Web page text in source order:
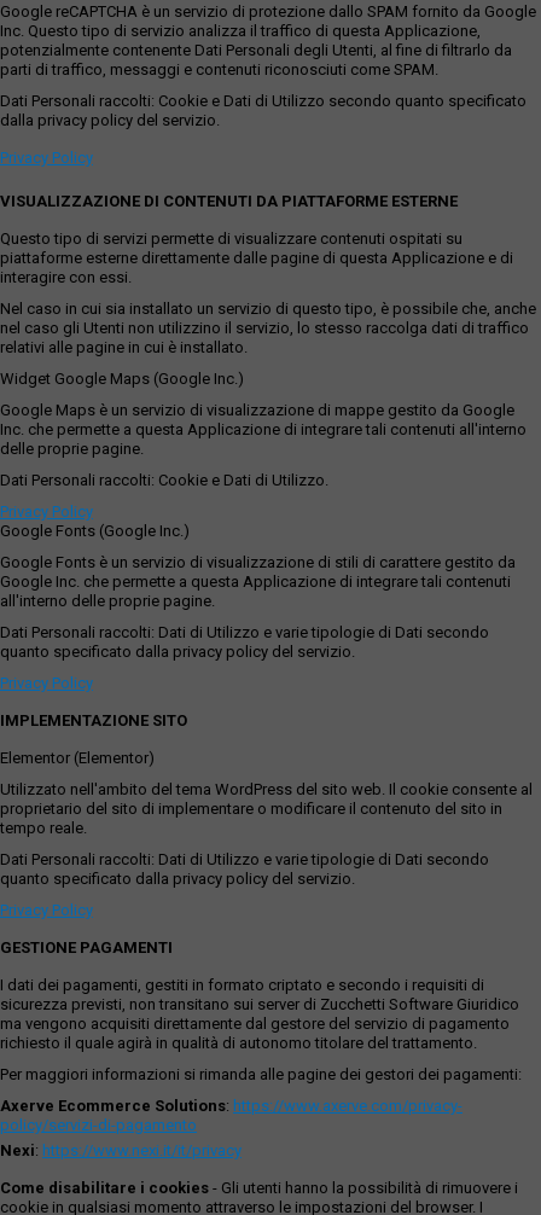
Google reCAPTCHA è un servizio di protezione dallo SPAM fornito da Google
Inc. Questo tipo di servizio analizza il traffico di questa Applicazione,
potenzialmente contenente Dati Personali degli Utenti, al fine di filtrarlo da
parti di traffico, messaggi e contenuti riconosciuti come SPAM.
Dati Personali raccolti: Cookie e Dati di Utilizzo secondo quanto specificato
dalla privacy policy del servizio.
Privacy Policy
VISUALIZZAZIONE DI CONTENUTI DA PIATTAFORME ESTERNE
Questo tipo di servizi permette di visualizzare contenuti ospitati su
piattaforme esterne direttamente dalle pagine di questa Applicazione e di
interagire con essi.
Nel caso in cui sia installato un servizio di questo tipo, è possibile che, anche
nel caso gli Utenti non utilizzino il servizio, lo stesso raccolga dati di traffico
relativi alle pagine in cui è installato.
Widget Google Maps (Google Inc.)
Google Maps è un servizio di visualizzazione di mappe gestito da Google
Inc. che permette a questa Applicazione di integrare tali contenuti all'interno
delle proprie pagine.
Dati Personali raccolti: Cookie e Dati di Utilizzo.
Privacy Policy
Google Fonts (Google Inc.)
Google Fonts è un servizio di visualizzazione di stili di carattere gestito da
Google Inc. che permette a questa Applicazione di integrare tali contenuti
all'interno delle proprie pagine.
Dati Personali raccolti: Dati di Utilizzo e varie tipologie di Dati secondo
quanto specificato dalla privacy policy del servizio.
Privacy Policy
IMPLEMENTAZIONE SITO
Elementor (Elementor)
Utilizzato nell'ambito del tema WordPress del sito web. Il cookie consente al
proprietario del sito di implementare o modificare il contenuto del sito in
tempo reale.
Dati Personali raccolti: Dati di Utilizzo e varie tipologie di Dati secondo
quanto specificato dalla privacy policy del servizio.
Privacy Policy
GESTIONE PAGAMENTI
I dati dei pagamenti, gestiti in formato criptato e secondo i requisiti di
sicurezza previsti, non transitano sui server di Zucchetti Software Giuridico
ma vengono acquisiti direttamente dal gestore del servizio di pagamento
richiesto il quale agirà in qualità di autonomo titolare del trattamento.
Per maggiori informazioni si rimanda alle pagine dei gestori dei pagamenti:
Axerve Ecommerce Solutions: https://www.axerve.com/privacy-
policy/servizi-di-pagamento
Nexi: https://www.nexi.it/it/privacy
Come disabilitare i cookies - Gli utenti hanno la possibilità di rimuovere i
cookie in qualsiasi momento attraverso le impostazioni del browser. I